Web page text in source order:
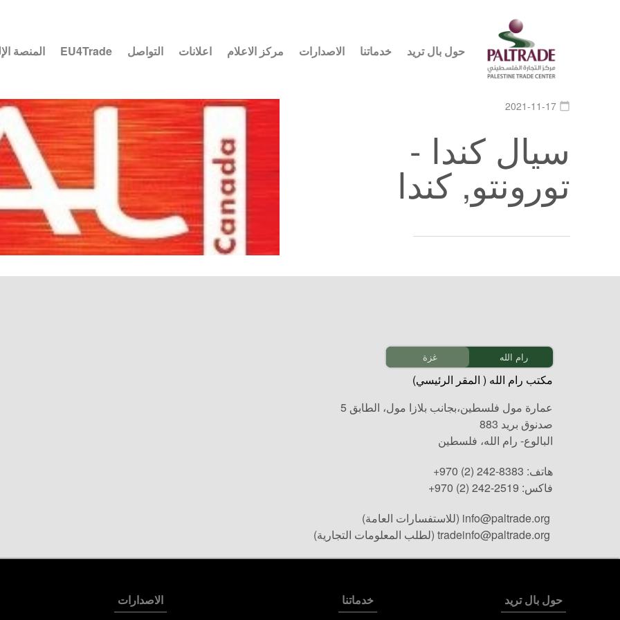
حول بال تريد خدماتنا الاصدارات مركز الاعلام اعلانات التواصل EU4Trade المنصة
calendar_today
2021-11-17
سيال كندا -
تورونتو, كندا
رام الله غزة
مكتب رام الله ( المقر الرئيسي)
عمارة مول فلسطين،بجانب بلازا مول، الطابق 5
صدنوق بريد 883
البالوع- رام الله، فلسطين
هاتف: +970 (2) 242-8383
فاكس: +970 (2) 242-2519
info@paltrade.org (للاستفسارات العامة)
tradeinfo@paltrade.org (لطلب المعلومات التجارية)
حول بال تريد خدماتنا الاصدارات